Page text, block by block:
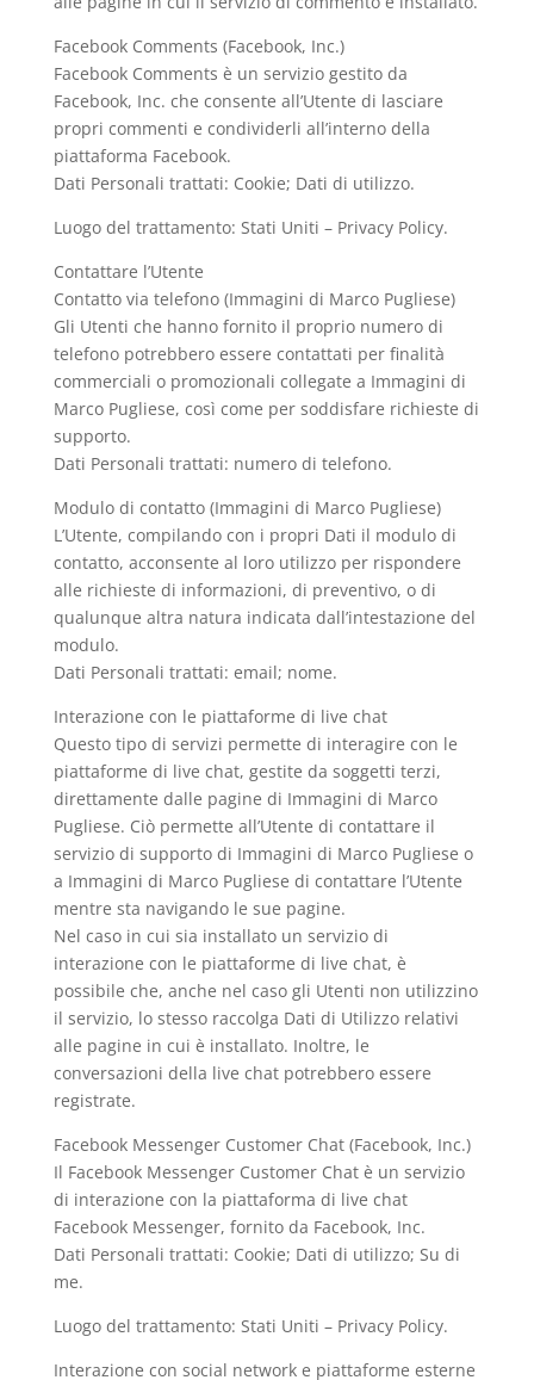
Facebook Comments (Facebook, Inc.)
Facebook Comments è un servizio gestito da
Facebook, Inc. che consente all’Utente di lasciare
propri commenti e condividerli all’interno della
piattaforma Facebook.
Dati Personali trattati: Cookie; Dati di utilizzo.
Luogo del trattamento: Stati Uniti – Privacy Policy.
Contattare l’Utente
Contatto via telefono (Immagini di Marco Pugliese)
Gli Utenti che hanno fornito il proprio numero di
telefono potrebbero essere contattati per finalità
commerciali o promozionali collegate a Immagini di
Marco Pugliese, così come per soddisfare richieste di
supporto.
Dati Personali trattati: numero di telefono.
Modulo di contatto (Immagini di Marco Pugliese)
L’Utente, compilando con i propri Dati il modulo di
contatto, acconsente al loro utilizzo per rispondere
alle richieste di informazioni, di preventivo, o di
qualunque altra natura indicata dall’intestazione del
modulo.
Dati Personali trattati: email; nome.
Interazione con le piattaforme di live chat
Questo tipo di servizi permette di interagire con le
piattaforme di live chat, gestite da soggetti terzi,
direttamente dalle pagine di Immagini di Marco
Pugliese. Ciò permette all’Utente di contattare il
servizio di supporto di Immagini di Marco Pugliese o
a Immagini di Marco Pugliese di contattare l’Utente
mentre sta navigando le sue pagine.
Nel caso in cui sia installato un servizio di
interazione con le piattaforme di live chat, è
possibile che, anche nel caso gli Utenti non utilizzino
il servizio, lo stesso raccolga Dati di Utilizzo relativi
alle pagine in cui è installato. Inoltre, le
conversazioni della live chat potrebbero essere
registrate.
Facebook Messenger Customer Chat (Facebook, Inc.)
Il Facebook Messenger Customer Chat è un servizio
di interazione con la piattaforma di live chat
Facebook Messenger, fornito da Facebook, Inc.
Dati Personali trattati: Cookie; Dati di utilizzo; Su di
me.
Luogo del trattamento: Stati Uniti – Privacy Policy.
Interazione con social network e piattaforme esterne